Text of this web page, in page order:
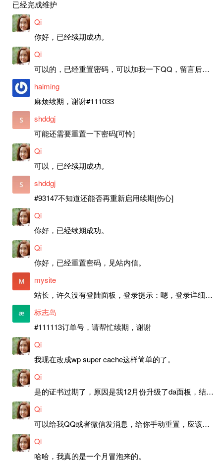
已经完成维护
Qi
你好，已经续期成功。
Qi
可以的，已经重置密码，可以加我一下QQ，留言后我就发密码给你。
haiming
麻烦续期，谢谢#111033
shddgj
可能还需要重置一下密码[可怜]
Qi
可以，已经续期成功。
shddgj
#93147不知道还能否再重新启用续期[伤心]
Qi
你好，已经续期成功。
Qi
你好，已经重置密码，见站内信。
mysite
站长，许久没有登陆面板，登录提示：嗯，登录详细信息似乎不正确。请重试。 网站还可以正常使用。如果是密码问题请帮忙重置一下密码。谢谢。订单号：97790，账号：aa20210950。 站长，提交了工单，你回复续期成功，不过我的问题是面部登陆信息有问题，一直是初始密码，现在无法登陆，有时间麻烦排查一下。
标志岛
#111113订单号，请帮忙续期，谢谢
Qi
我现在改成wp super cache这样简单的了。
Qi
是的证书过期了，原因是我12月份升级了da面板，结果后台证书就不更新了，目前还在排查问题。切换PHP版本现在没有了，因为DA新版不支持。
Qi
可以给我QQ或者微信发消息，给你手动重置，应该是服务器插件有问题了，这个wp的主题太老了，导致现在好多的问题，网站的签到功能也是因为这个原因导致的。
Qi
哈哈，我真的是一个月冒泡来的。